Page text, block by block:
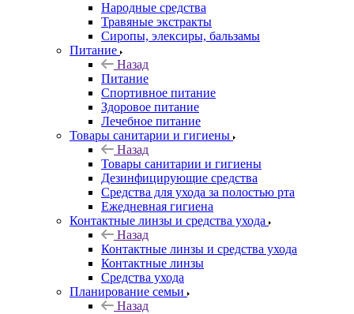
Народные средства
Травяные экстракты
Сиропы, элексиры, бальзамы
Питание
Назад
Питание
Спортивное питание
Здоровое питание
Лечебное питание
Товары санитарии и гигиены
Назад
Товары санитарии и гигиены
Дезинфицирующие средства
Средства для ухода за полостью рта
Ежедневная гигиена
Контактные линзы и средства ухода
Назад
Контактные линзы и средства ухода
Контактные линзы
Средства ухода
Планирование семьи
Назад